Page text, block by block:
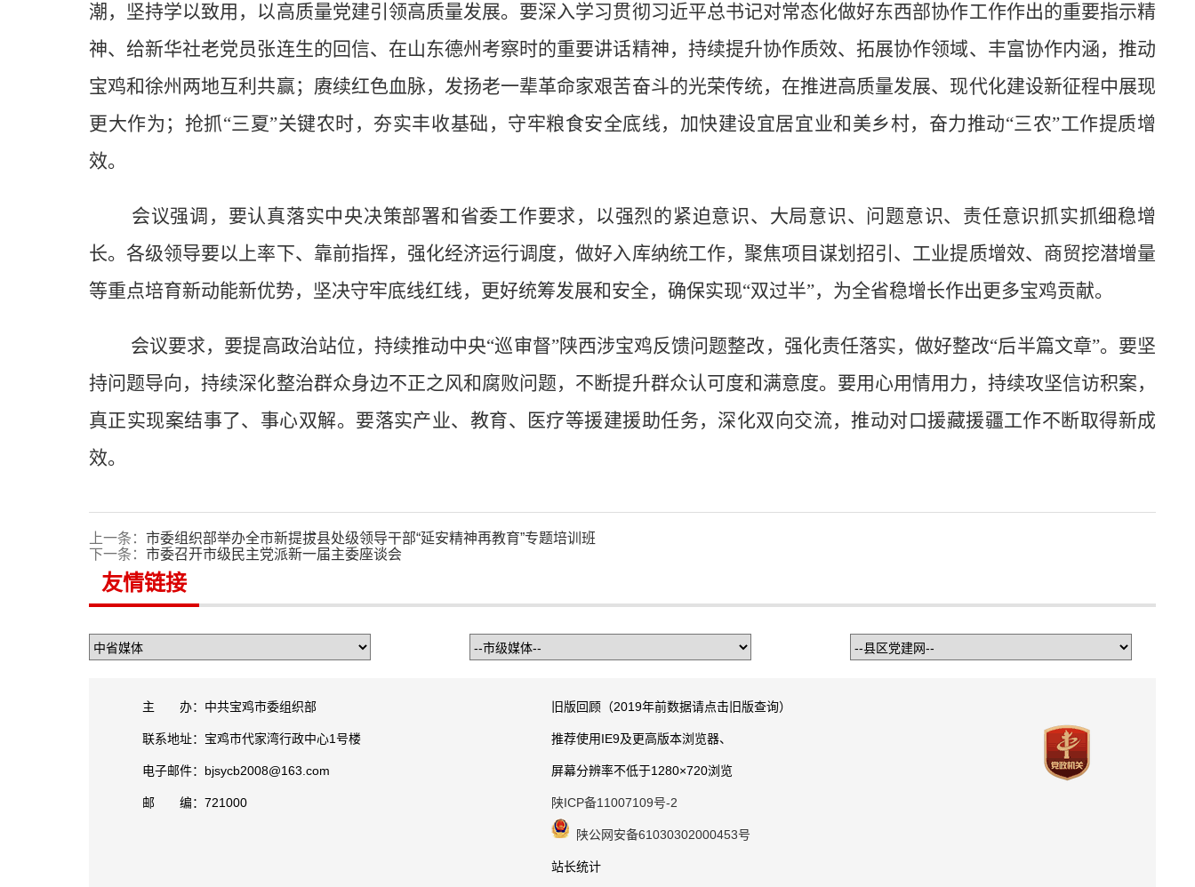
潮，坚持学以致用，以高质量党建引领高质量发展。要深入学习贯彻习近平总书记对常态化做好东西部协作工作作出的重要指示精
神、给新华社老党员张连生的回信、在山东德州考察时的重要讲话精神，持续提升协作质效、拓展协作领域、丰富协作内涵，推动
宝鸡和徐州两地互利共赢；赓续红色血脉，发扬老一辈革命家艰苦奋斗的光荣传统，在推进高质量发展、现代化建设新征程中展现
更大作为；抢抓“三夏”关键农时，夯实丰收基础，守牢粮食安全底线，加快建设宜居宜业和美乡村，奋力推动“三农”工作提质增
效。
会议强调，要认真落实中央决策部署和省委工作要求，以强烈的紧迫意识、大局意识、问题意识、责任意识抓实抓细稳增
长。各级领导要以上率下、靠前指挥，强化经济运行调度，做好入库纳统工作，聚焦项目谋划招引、工业提质增效、商贸挖潜增量
等重点培育新动能新优势，坚决守牢底线红线，更好统筹发展和安全，确保实现“双过半”，为全省稳增长作出更多宝鸡贡献。
会议要求，要提高政治站位，持续推动中央“巡审督”陕西涉宝鸡反馈问题整改，强化责任落实，做好整改“后半篇文章”。要坚
持问题导向，持续深化整治群众身边不正之风和腐败问题，不断提升群众认可度和满意度。要用心用情用力，持续攻坚信访积案，
真正实现案结事了、事心双解。要落实产业、教育、医疗等援建援助任务，深化双向交流，推动对口援藏援疆工作不断取得新成
效。
上一条： 市委组织部举办全市新提拔县处级领导干部“延安精神再教育”专题培训班
下一条： 市委召开市级民主党派新一届主委座谈会
友情链接
主 办：中共宝鸡市委组织部
联系地址：宝鸡市代家湾行政中心1号楼
电子邮件：bjsycb2008@163.com
邮 编：721000
旧版回顾（2019年前数据请点击旧版查询）
推荐使用IE9及更高版本浏览器、
屏幕分辨率不低于1280×720浏览
陕ICP备11007109号-2
陕公网安备61030302000453号
站长统计